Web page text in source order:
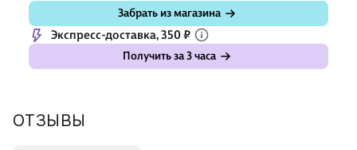
Забрать из магазина
Экспресс-доставка, 350 ₽
Получить за 3 часа
ОТЗЫВЫ